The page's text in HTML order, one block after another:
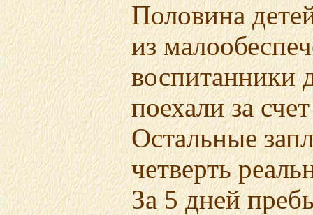
Половина
из
воспитанники
поехали за
Остальные
четверть
За 5 дней